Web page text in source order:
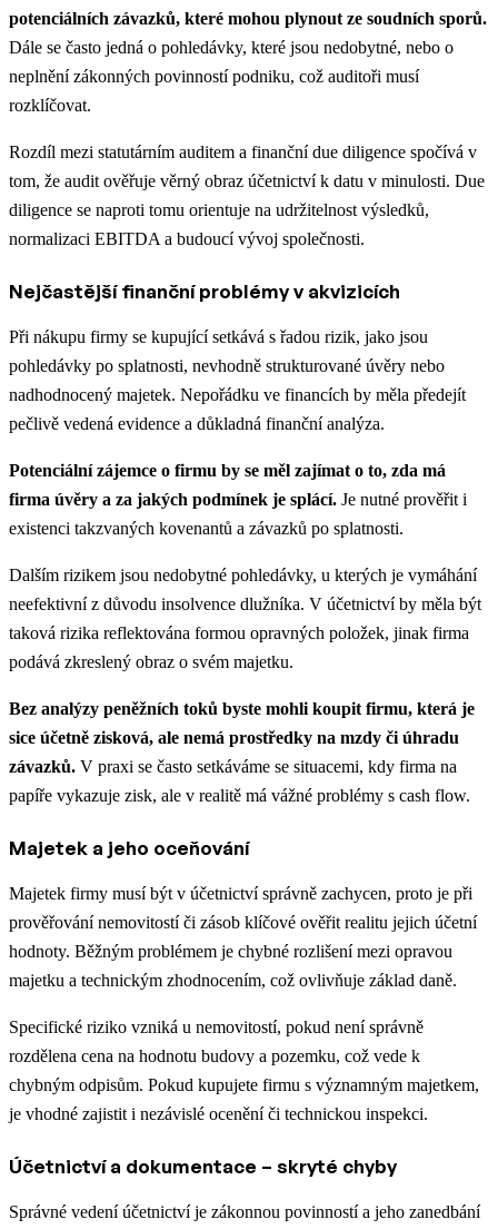
potenciálních závazků, které mohou plynout ze soudních sporů.
Dále se často jedná o pohledávky, které jsou nedobytné, nebo o
neplnění zákonných povinností podniku, což auditoři musí
rozklíčovat.
Rozdíl mezi statutárním auditem a finanční due diligence spočívá v
tom, že audit ověřuje věrný obraz účetnictví k datu v minulosti. Due
diligence se naproti tomu orientuje na udržitelnost výsledků,
normalizaci EBITDA a budoucí vývoj společnosti.
Nejčastější finanční problémy v akvizicích
Při nákupu firmy se kupující setkává s řadou rizik, jako jsou
pohledávky po splatnosti, nevhodně strukturované úvěry nebo
nadhodnocený majetek. Nepořádku ve financích by měla předejít
pečlivě vedená evidence a důkladná finanční analýza.
Potenciální zájemce o firmu by se měl zajímat o to, zda má
firma úvěry a za jakých podmínek je splácí. Je nutné prověřit i
existenci takzvaných kovenantů a závazků po splatnosti.
Dalším rizikem jsou nedobytné pohledávky, u kterých je vymáhání
neefektivní z důvodu insolvence dlužníka. V účetnictví by měla být
taková rizika reflektována formou opravných položek, jinak firma
podává zkreslený obraz o svém majetku.
Bez analýzy peněžních toků byste mohli koupit firmu, která je
sice účetně zisková, ale nemá prostředky na mzdy či úhradu
závazků. V praxi se často setkáváme se situacemi, kdy firma na
papíře vykazuje zisk, ale v realitě má vážné problémy s cash flow.
Majetek a jeho oceňování
Majetek firmy musí být v účetnictví správně zachycen, proto je při
prověřování nemovitostí či zásob klíčové ověřit realitu jejich účetní
hodnoty. Běžným problémem je chybné rozlišení mezi opravou
majetku a technickým zhodnocením, což ovlivňuje základ daně.
Specifické riziko vzniká u nemovitostí, pokud není správně
rozdělena cena na hodnotu budovy a pozemku, což vede k
chybným odpisům. Pokud kupujete firmu s významným majetkem,
je vhodné zajistit i nezávislé ocenění či technickou inspekci.
Účetnictví a dokumentace – skryté chyby
Správné vedení účetnictví je zákonnou povinností a jeho zanedbání